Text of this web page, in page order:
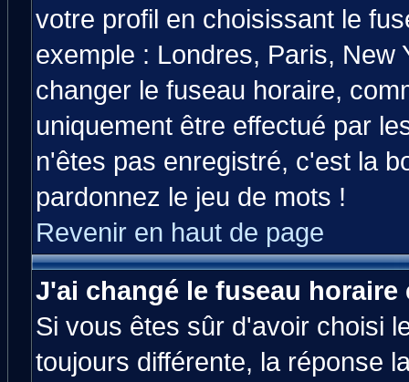
votre profil en choisissant le
exemple : Londres, Paris, New
changer le fuseau horaire,
uniquement être effectué par
n'êtes pas enregistré, c'est la
pardonnez le jeu de mots !
Revenir en haut de page
J'ai changé le fuseau
Si vous êtes sûr d'avoir choisi
toujours différente, la réponse